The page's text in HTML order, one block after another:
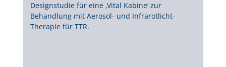
Designstudie für eine ‚Vital Kabine‘ zur
Behandlung mit Aerosol- und Infrarotlicht-
Therapie für TTR.